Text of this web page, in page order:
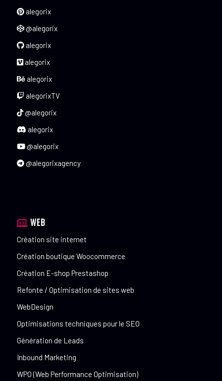
alegorix
@alegorix
alegorix
alegorix
alegorix
alegorixTV
@alegorix
alegorix
@alegorix
@alegorixagency
WEB
Création site internet
Création boutique Woocommerce
Création E-shop Prestashop
Refonte / Optimisation de sites web
WebDesign
Optimisations techniques pour le SEO
Génération de Leads
Inbound Marketing
WPO (Web Performance Optimisation)